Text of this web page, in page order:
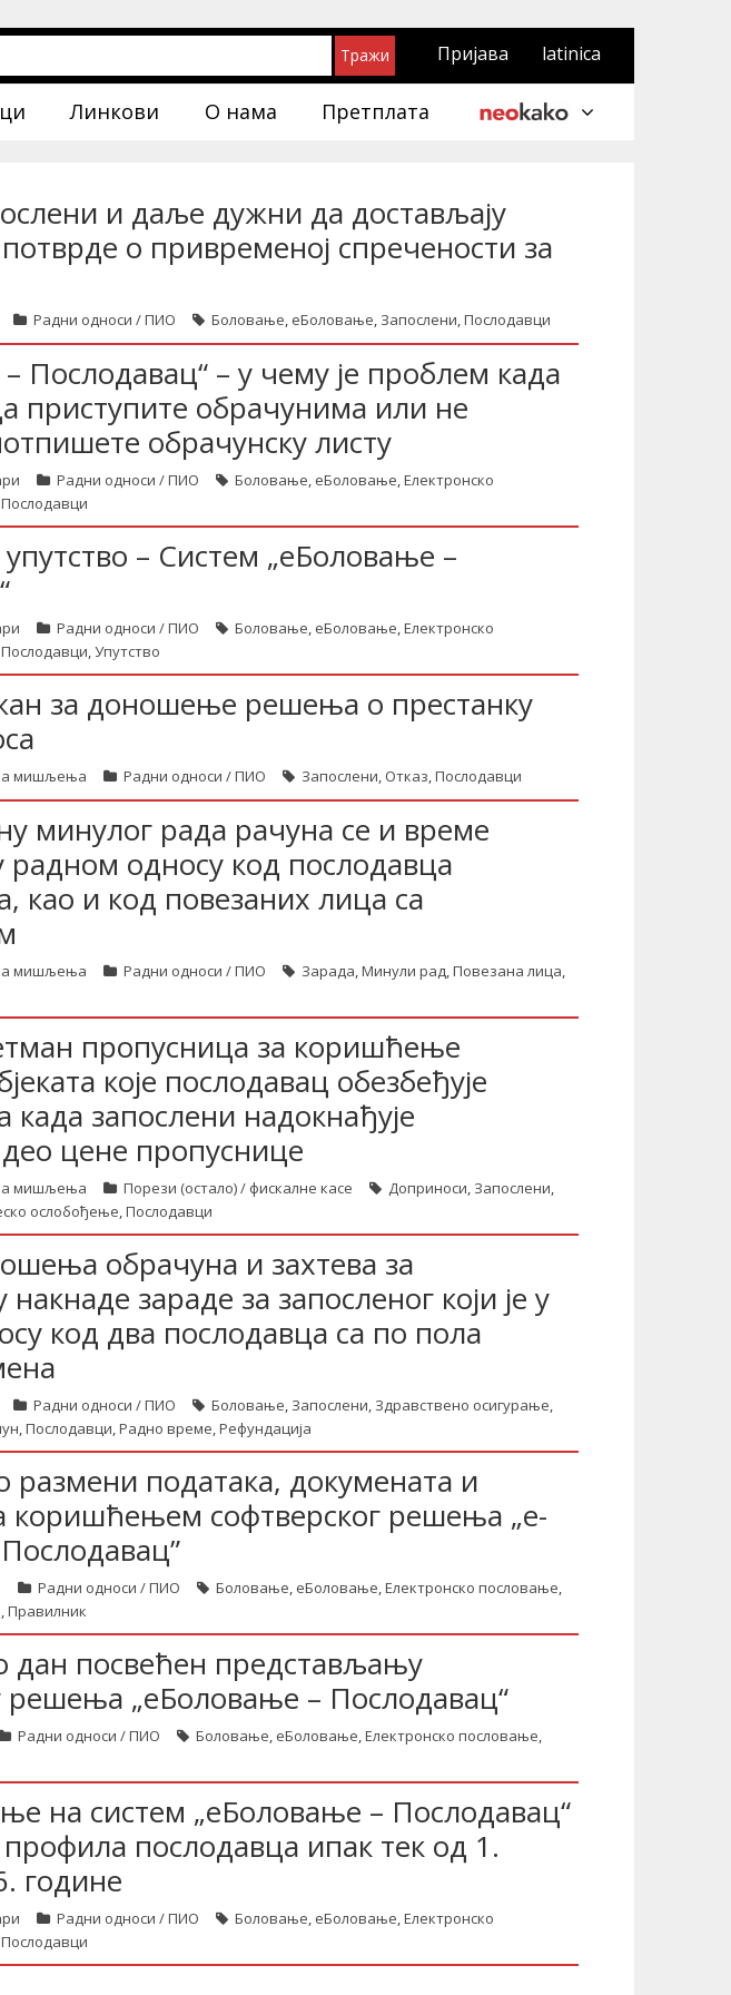
Пријава latinica
Линкови О нама Претплата
и даље дужни да достављају
о привременој спречености за
Радни односи / ПИО Боловање, еБоловање, Запослени,Послодавци
Послодавац“ – у чему је проблем када
приступите обрачунима или не
обрачунску листу
Радни односи / ПИО Боловање, еБоловање,Електронско
Послодавци
– Систем „еБоловање –
Радни односи / ПИО Боловање, еБоловање,Електронско
Послодавци,Упутство
за доношење решења о престанку
мишљења Радни односи / ПИО Запослени, Отказ,Послодавци
минулог рада рачуна се и време
радном односу код послодавца
као и код повезаних лица са
мишљења Радни односи / ПИО Зарада,Минули рад,Повезана лица,
пропусница за коришћење
које послодавац обезбеђује
када запослени надокнађује
цене пропуснице
мишљења Порези (остало) / фискалне касе Доприноси, Запослени,
ослобођење,Послодавци
обрачуна и захтева за
зараде за запосленог који је у
код два послодавца са по пола
Радни односи / ПИО Боловање, Запослени, Здравствено осигурање,
,Послодавци,Радно време,Рефундација
размени података, докумената и
коришћењем софтверског решења „е-
Радни односи / ПИО Боловање, еБоловање,Електронско пословање,
,Правилник
дан посвећен представљању
решења „еБоловање – Послодавац“
Радни односи / ПИО Боловање, еБоловање,Електронско пословање,
на систем „еБоловање – Послодавац“
послодавца ипак тек од 1.
године
Радни односи / ПИО Боловање, еБоловање,Електронско
Послодавци